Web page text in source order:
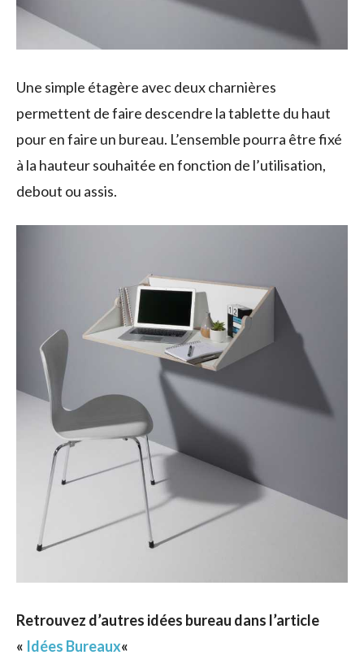
Une simple étagère avec deux charnières
permettent de faire descendre la tablette du haut
pour en faire un bureau. L’ensemble pourra être fixé
à la hauteur souhaitée en fonction de l’utilisation,
debout ou assis.
Retrouvez d’autres idées bureau dans l’article
« Idées Bureaux«